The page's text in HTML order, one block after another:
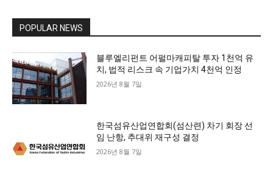
POPULAR NEWS
블루엘리펀트 어펄마캐피탈 투자 1천억 유
치, 법적 리스크 속 기업가치 4천억 인정
2026년 8월 7일
한국섬유산업연합회(섬산련) 차기 회장 선
임 난항, 추대위 재구성 결정
2026년 8월 7일